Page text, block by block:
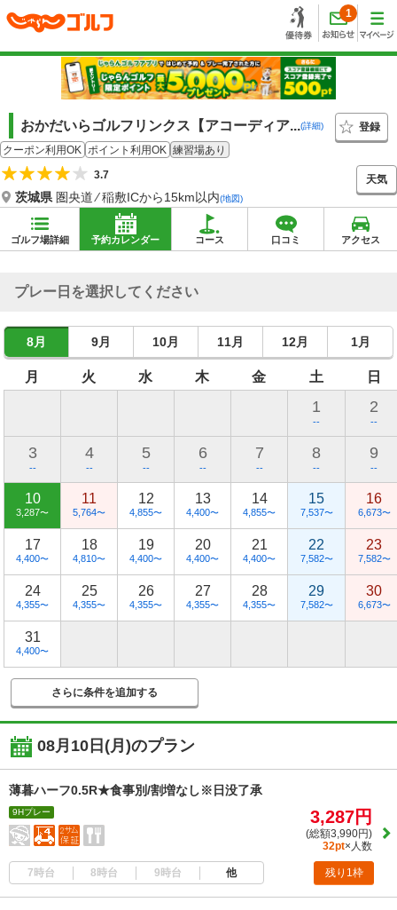
1
おかだいらゴルフリンクス【アコーディア...(詳細)
登録
クーポン利用OK ポイント利用OK 練習場あり
3.7
茨城県 圏央道 ⁄ 稲敷ICから15km以内(地図)
天気
ゴルフ場詳細 予約カレンダー コース 口コミ アクセス
プレー日を選択してください
8月 9月 10月 11月 12月 1月
月 火 水 木 金 土 日
1
--
2
--
3
--
4
--
5
--
6
--
7
--
8
--
9
--
10
3,287〜
11
5,764〜
12
4,855〜
13
4,400〜
14
4,855〜
15
7,537〜
16
6,673〜
17
4,400〜
18
4,810〜
19
4,400〜
20
4,400〜
21
4,400〜
22
7,582〜
23
7,582〜
24
4,355〜
25
4,355〜
26
4,355〜
27
4,355〜
28
4,355〜
29
7,582〜
30
6,673〜
31
4,400〜
さらに条件を追加する
08月10日(月)のプラン
薄暮ハーフ0.5R★食事別/割増なし※日没了承
9Hプレー 3,287円
(総額3,990円)
32pt×人数
7時台 8時台 9時台 他 残り1枠